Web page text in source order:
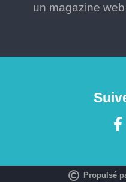
un magazine
Propulsé